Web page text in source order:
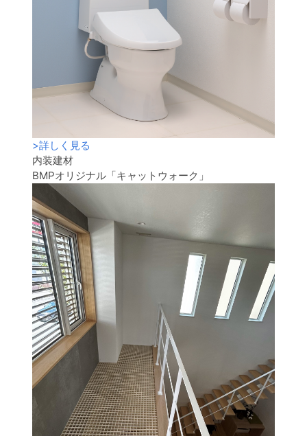
>詳しく見る
内装建材
BMPオリジナル「キャットウォーク」